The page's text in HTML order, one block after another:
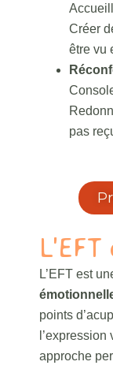
Créer
être vu
pas
L’EFT est
points
approche